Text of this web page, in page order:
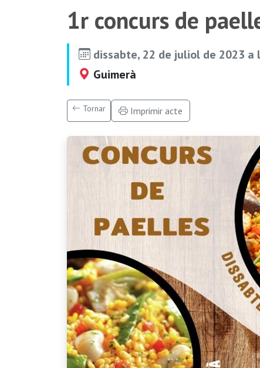
1r concurs de
dissabte, 22 de juliol de 2023 a
Guimerà
Tornar Imprimir acte